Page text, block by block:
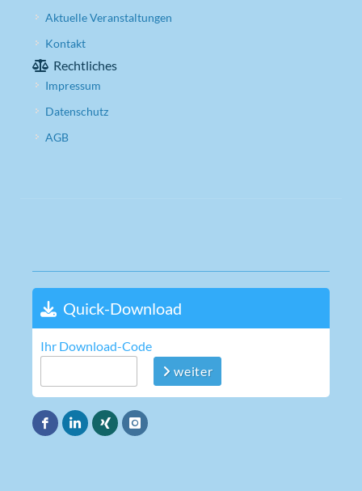
Aktuelle Veranstaltungen
Kontakt
Rechtliches
Impressum
Datenschutz
AGB
Quick-Download
Ihr Download-Code
weiter